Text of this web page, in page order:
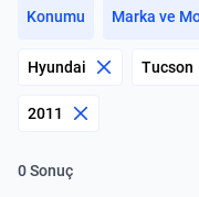
Konumu Marka ve
Hyundai Tucson
2011
0 Sonuç